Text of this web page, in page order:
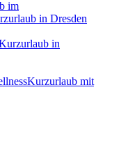
im
in Dresden
in
Kurzurlaub mit